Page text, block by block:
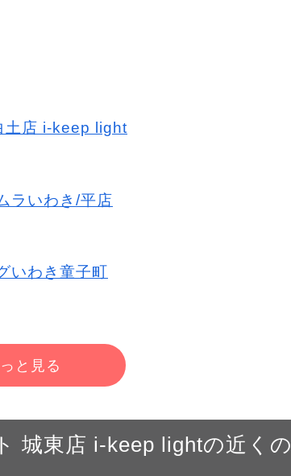
土店 i-keep light
ラいわき/平店
いわき童子町
と見る
城東店 i-keep lightの近くの